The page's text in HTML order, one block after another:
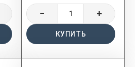
− +
КУПИТЬ